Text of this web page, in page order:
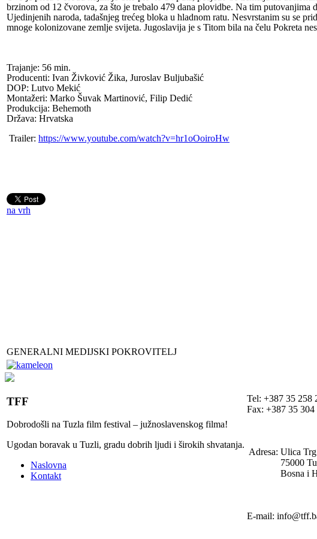
brzinom od 12 čvorova, za što je trebalo 479 dana plovidbe. Na tim putovanjima
Ujedinjenih naroda, tadašnjeg trećeg bloka u hladnom ratu. Nesvrstanim su se
mnoge kolonizovane zemlje svijeta. Jugoslavija je s Titom bila na čelu Pokreta
Trajanje: 56 min.
Producenti: Ivan Živković Žika, Juroslav Buljubašić
DOP: Lutvo Mekić
Montažeri: Marko Šuvak Martinović, Filip Dedić
Produkcija: Behemoth
Država: Hrvatska
Trailer: https://www.youtube.com/watch?v=hr1oOoiroHw
na vrh
GENERALNI MEDIJSKI POKROVITELJ
TFF
Dobrodošli na Tuzla film festival – južnoslavenskog filma!
Ugodan boravak u Tuzli, gradu dobrih ljudi i širokih shvatanja.
Naslovna
Kontakt
Tel: +387 35 258
Fax: +387 35 304
Adresa: Ulica
75000
Bosna i
E-mail: